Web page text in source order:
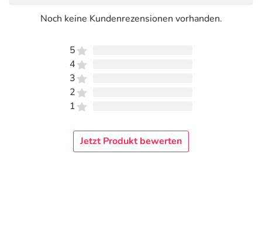
Noch keine Kundenrezensionen vorhanden.
5
4
3
2
1
Jetzt Produkt bewerten